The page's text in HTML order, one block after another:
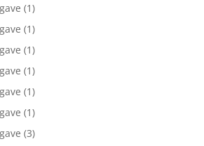
(1)
(1)
(1)
(1)
(1)
(1)
(3)